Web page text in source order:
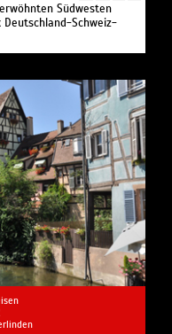
Südwesten
Deutschland-Schweiz-